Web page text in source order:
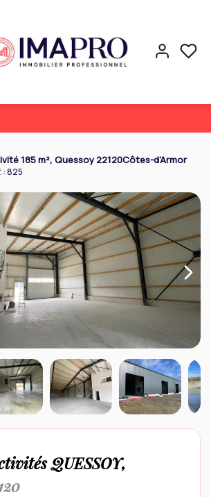
185 m², Quessoy 22120Côtes-d'Armor
: 825
QUESSOY,